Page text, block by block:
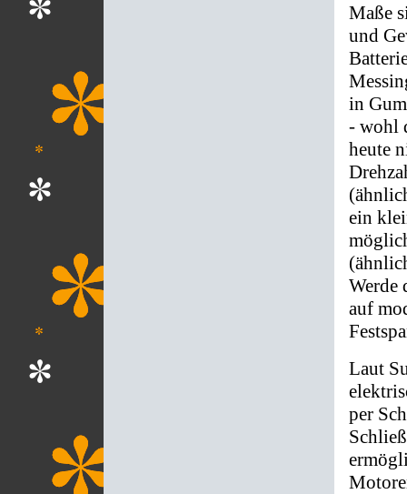
Maße
und
in
- wohl
heute
ein
Werde
auf
Laut
per